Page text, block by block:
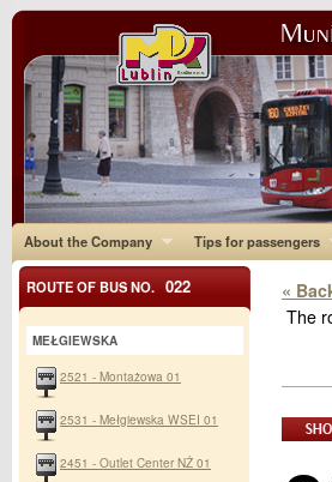
About the Company Tips for passengers
«
The
ROUTE OF BUS NO. 022
MEŁGIEWSKA
2521 - Montażowa 01
2531 - Mełgiewska WSEI 01
2451 - Outlet Center NŻ 01